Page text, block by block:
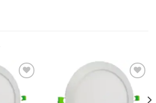
İstek
Listeme
Ekle
İstek
Listeme
Ekle